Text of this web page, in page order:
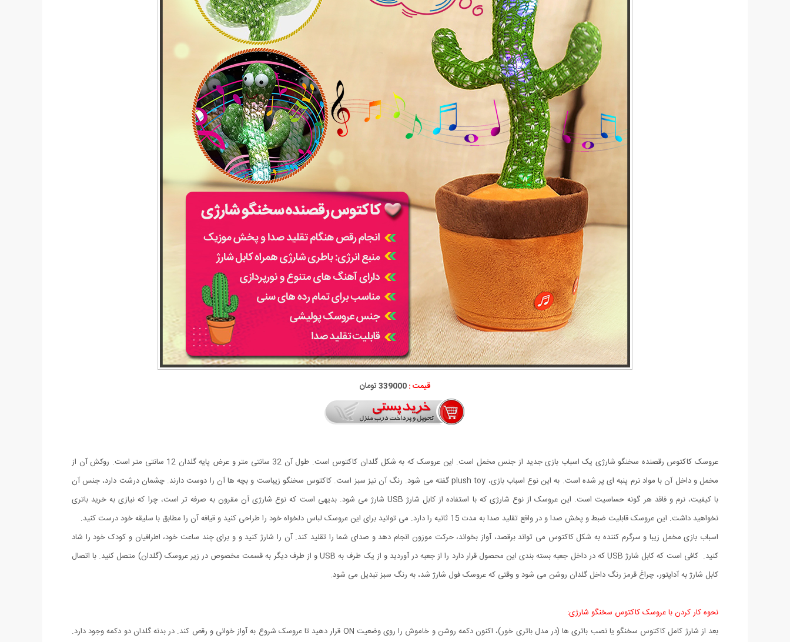
قیمت :339000 تومان
عروسک کاکتوس رقصنده سخنگو شارژی یک اسباب بازی جدید از جنس مخمل است. این عروسک که به شکل گلدان کاکتوس است. طول آن 32 سانتی متر و عرض پایه گلدان 12 سانتی متر است. روکش آن از
مخمل و داخل آن با مواد نرم پنبه ای پر شده است. به این نوع اسباب بازی، plush toy گفته می شود. رنگ آن نیز سبز است. کاکتوس سخنگو زیباست و بچه ها آن را دوست دارند. چشمان درشت دارد، جنس آن
با کیفیت، نرم و فاقد هر گونه حساسیت است. این عروسک از نوع شارژی که با استفاده از کابل شارژ USB شارژ می شود. بدیهی است که نوع شارژی آن مقرون به صرفه تر است، چرا که نیازی به خرید باتری
نخواهید داشت. این عروسک قابلیت ضبط و پخش صدا و در واقع تقلید صدا به مدت 15 ثانیه را دارد. می توانید برای این عروسک لباس دلخواه خود را طراحی کنید و قیافه آن را مطابق با سلیقه خود درست کنید.
اسباب بازی مخمل زیبا و سرگرم کننده به شکل کاکتوس می تواند برقصد، آواز بخواند، حرکت موزون انجام دهد و صدای شما را تقلید کند. آن را شارژ کنید و و برای چند ساعت خود، اطرافیان و کودک خود را شاد
کنید. کافی است که کابل شارژ USB که در داخل جعبه بسته بندی این محصول قرار دارد را از جعبه در آوردید و از یک طرف به USB و از طرف دیگر به قسمت مخصوص در زیر عروسک (گلدان) متصل کنید. با اتصال
کابل شارژ به آداپتور، چراغ قرمز رنگ داخل گلدان روشن می شود و وقتی که عروسک فول شارژ شد، به رنگ سبز تبدیل می شود.
نحوه کار کردن با عروسک کاکتوس سخنگو شارژی:
بعد از شارژ کامل کاکتوس سخنگو یا نصب باتری ها (در مدل باتری خور)، اکنون دکمه روشن و خاموش را روی وضعیت ON قرار دهید تا عروسک شروع به آواز خوانی و رقص کند. در بدنه گلدان دو دکمه وجود دارد.